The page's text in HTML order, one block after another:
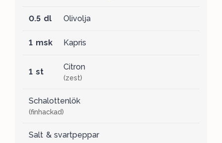
0.5 dl Olivolja
1 msk Kapris
1 st
Citron
(zest)
Schalottenlök
(finhackad)
Salt & svartpeppar